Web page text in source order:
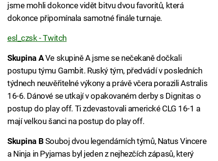
jsme mohli dokonce vidět bitvu dvou favoritů, která
dokonce připomínala samotné finále turnaje.
esl_czsk - Twitch
Skupina AVe skupině A jsme se nečekaně dočkali
postupu týmu Gambit. Ruský tým, předvádí v posledních
týdnech neuvěřitelné výkony a právě včera porazili Astralis
16-6. Dánové se utkají v opakovaném derby s Dignitas o
postup do play off. Ti zdevastovali americké CLG 16-1 a
mají velkou šanci na postup do play off.
Skupina B Souboj dvou legendárních týmů, Natus Vincere
a Ninja in Pyjamas byl jeden z nejhezčích zápasů, který